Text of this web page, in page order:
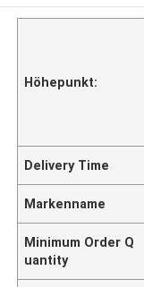
Höhepunkt:
Delivery Time
Markenname
Minimum Order Q
uantity